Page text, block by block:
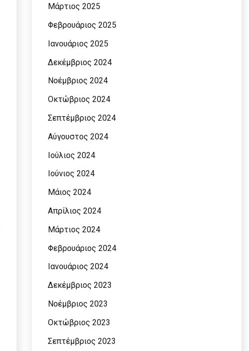
Μάρτιος 2025
Φεβρουάριος 2025
Ιανουάριος 2025
Δεκέμβριος 2024
Νοέμβριος 2024
Οκτώβριος 2024
Σεπτέμβριος 2024
Αύγουστος 2024
Ιούλιος 2024
Ιούνιος 2024
Μάιος 2024
Απρίλιος 2024
Μάρτιος 2024
Φεβρουάριος 2024
Ιανουάριος 2024
Δεκέμβριος 2023
Νοέμβριος 2023
Οκτώβριος 2023
Σεπτέμβριος 2023